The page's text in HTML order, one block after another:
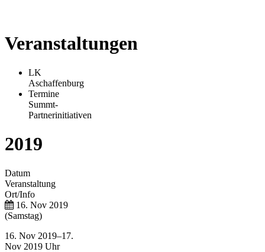
Veranstaltungen
LK
Aschaffenburg
Termine
Summt-
Partnerinitiativen
2019
Datum
Veranstaltung
Ort/Info
16. Nov 2019
(Samstag)
16. Nov 2019–17.
Nov 2019 Uhr